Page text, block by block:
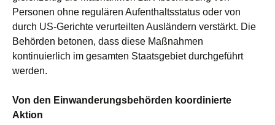
Personen ohne regulären Aufenthaltsstatus oder von
durch US-Gerichte verurteilten Ausländern verstärkt. Die
Behörden betonen, dass diese Maßnahmen
kontinuierlich im gesamten Staatsgebiet durchgeführt
werden.
Von den Einwanderungsbehörden koordinierte
Aktion